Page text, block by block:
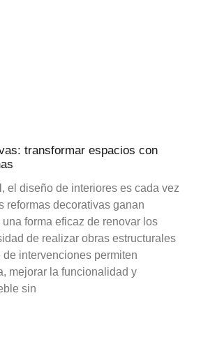
transformar espacios con
el diseño de interiores es cada vez
reformas decorativas ganan
forma eficaz de renovar los
de realizar obras estructurales
intervenciones permiten
mejorar la funcionalidad y
sin